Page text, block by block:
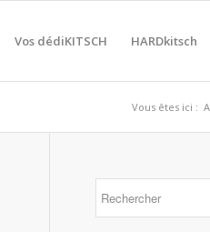
Vos dédiKITSCH HARDkitsch
Vous êtes ici :